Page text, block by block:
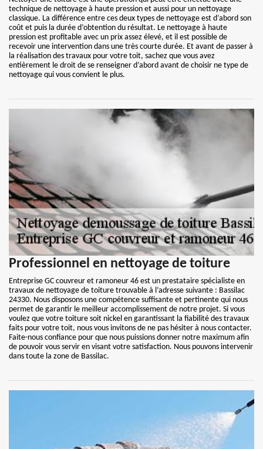
technique de nettoyage à haute pression et aussi pour un nettoyage
classique. La différence entre ces deux types de nettoyage est d’abord son
coût et puis la durée d’obtention du résultat. Le nettoyage à haute
pression est profitable avec un prix assez élevé, et il est possible de
recevoir une intervention dans une très courte durée. Et avant de passer à
la réalisation des travaux pour votre toit, sachez que vous avez
entièrement le droit de se renseigner d’abord avant de choisir ne type de
nettoyage qui vous convient le plus.
Professionnel en nettoyage de toiture
Entreprise GC couvreur et ramoneur 46 est un prestataire spécialiste en
travaux de nettoyage de toiture trouvable à l’adresse suivante : Bassilac
24330. Nous disposons une compétence suffisante et pertinente qui nous
permet de garantir le meilleur accomplissement de notre projet. Si vous
voulez que votre toiture soit nickel en garantissant la fiabilité des travaux
faits pour votre toit, nous vous invitons de ne pas hésiter à nous contacter.
Faite-nous confiance pour que nous puissions donner notre maximum afin
de pouvoir vous servir en visant votre satisfaction. Nous pouvons intervenir
dans toute la zone de Bassilac.